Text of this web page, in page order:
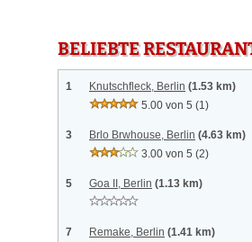
BELIEBTE
1 Knutschfleck, Berlin (1.53 km)
5.00 von 5 (1)
3 Brlo Brwhouse, Berlin (4.63 km)
3.00 von 5 (2)
5 Goa II, Berlin (1.13 km)
7 Remake, Berlin (1.41 km)